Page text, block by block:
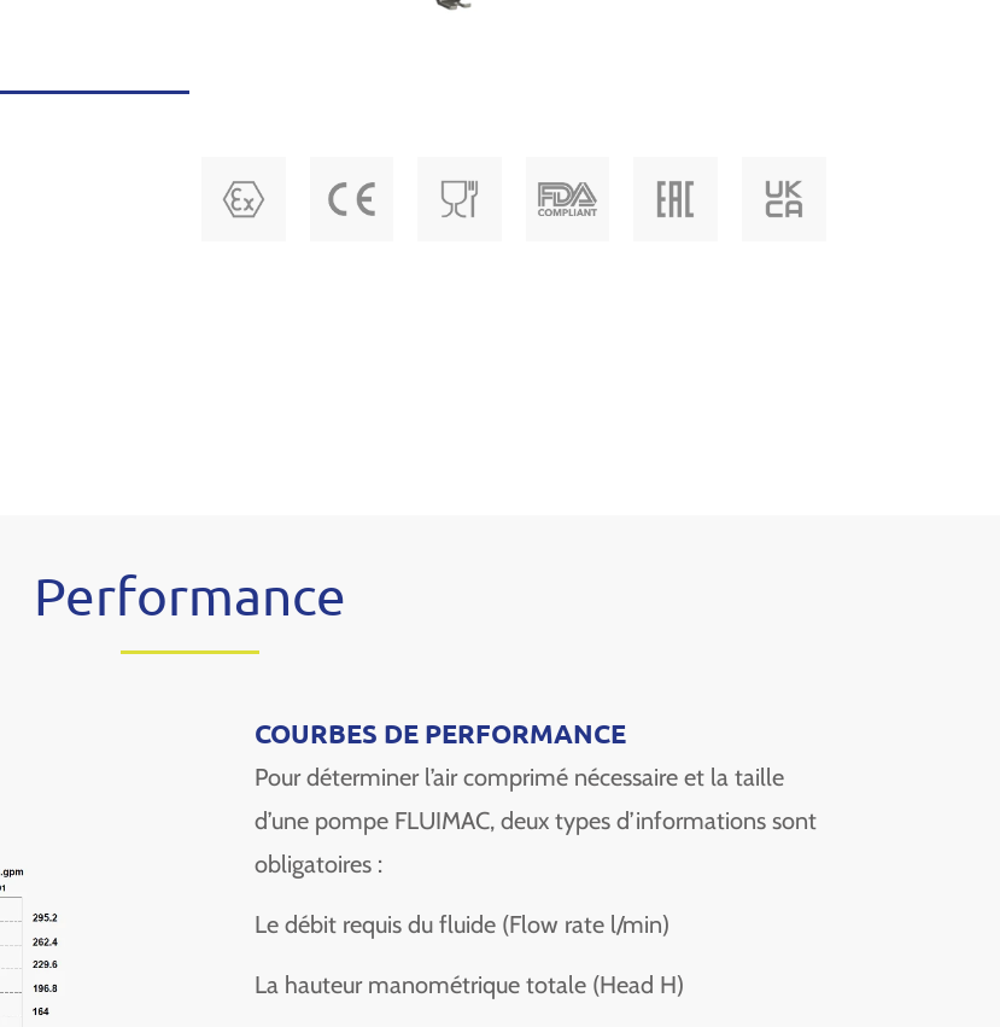
Performance
COURBES DE PERFORMANCE
Pour déterminer l’air comprimé nécessaire et la taille
d’une pompe FLUIMAC, deux types d’informations sont
obligatoires :
Le débit requis du fluide (Flow rate l/min)
La hauteur manométrique totale (Head H)